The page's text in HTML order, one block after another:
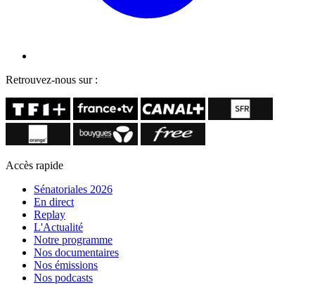
Retrouvez-nous sur :
Accès rapide
Sénatoriales 2026
En direct
Replay
L'Actualité
Notre programme
Nos documentaires
Nos émissions
Nos podcasts